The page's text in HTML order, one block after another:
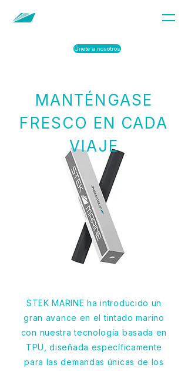
Únete a nosotros
MANTÉNGASE
FRESCO EN CADA
VIAJE
STEK MARINE ha introducido un
gran avance en el tintado marino
con nuestra tecnología basada en
TPU, diseñada específicamente
para las demandas únicas de los